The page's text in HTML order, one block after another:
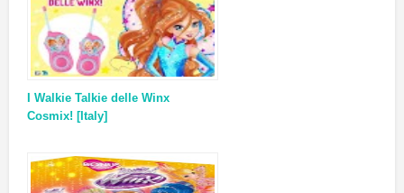
I Walkie Talkie delle Winx
Cosmix! [Italy]